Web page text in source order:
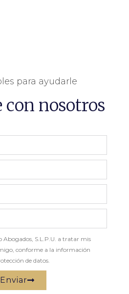
para ayudarle
con nosotros
S.L.P.U. a tratar mis
conforme a la información
de datos.
Enviar